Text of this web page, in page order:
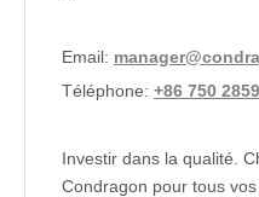
Email:
Téléphone: +86 750
Investir dans la qualité.
Condragon pour tous